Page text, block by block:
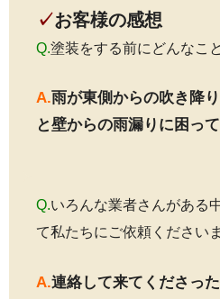
✓お客様の感想
Q.塗装をする前にどんなこ
A.雨が東側からの吹き降
と壁からの雨漏りに困っ
Q.いろんな業者さんがある
て私たちにご依頼ください
A.連絡して来てくださっ